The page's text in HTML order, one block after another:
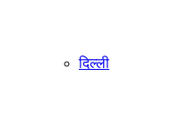
दिल्ली